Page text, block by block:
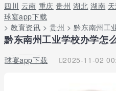
四川 云南 重庆 贵州 湖北 湖南
球宴app下载
>教育资讯 >贵州 > 黔东南州工
黔东南州工业学校办学怎
球宴app下载 2025-11-02